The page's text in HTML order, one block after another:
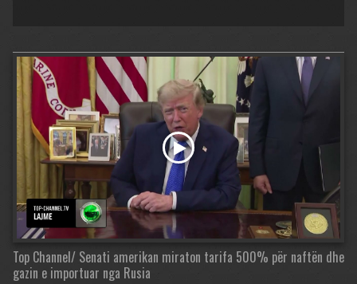
Top Channel/ Senati amerikan miraton tarifa 500% për naftën dhe
gazin e importuar nga Rusia